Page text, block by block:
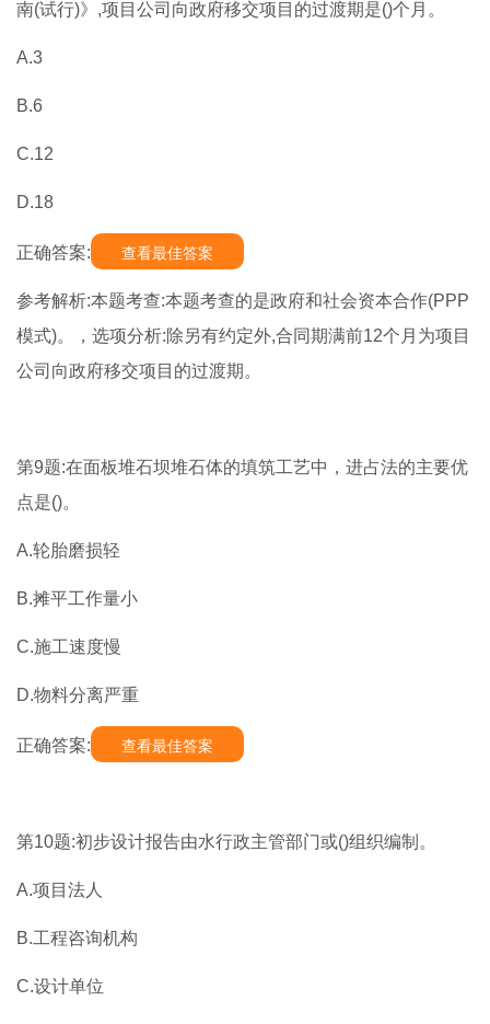
南(试行)》,项目公司向政府移交项目的过渡期是()个月。
A.3
B.6
C.12
D.18
正确答案: 查看最佳答案
参考解析:本题考查:本题考查的是政府和社会资本合作(PPP
模式)。，选项分析:除另有约定外,合同期满前12个月为项目
公司向政府移交项目的过渡期。
第9题:在面板堆石坝堆石体的填筑工艺中，进占法的主要优
点是()。
A.轮胎磨损轻
B.摊平工作量小
C.施工速度慢
D.物料分离严重
正确答案: 查看最佳答案
第10题:初步设计报告由水行政主管部门或()组织编制。
A.项目法人
B.工程咨询机构
C.设计单位